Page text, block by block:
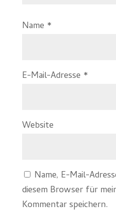
Name *
E-Mail-Adresse *
Website
Name, E-Mail-
diesem Browser für
Kommentar speichern.